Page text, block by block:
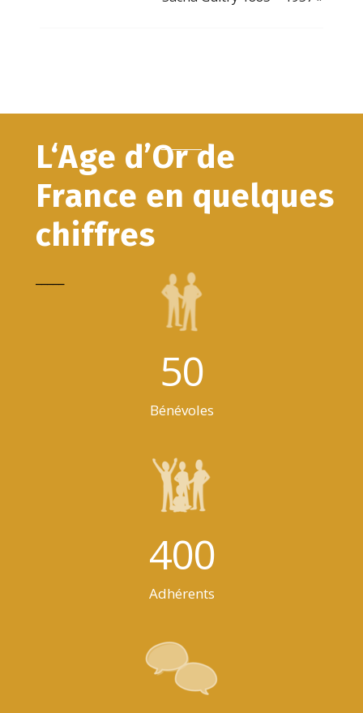
L‘Age d’Or de
France en quelques
chiffres
50
Bénévoles
400
Adhérents